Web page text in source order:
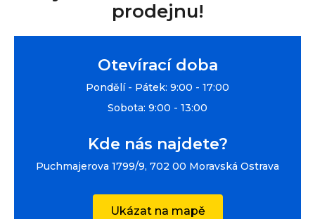
prodejnu!
Otevírací doba
Pondělí - Pátek: 9:00 - 17:00
Sobota: 9:00 - 13:00
Kde nás najdete?
Puchmajerova 1799/9, 702 00 Moravská Ostrava
Ukázat na mapě